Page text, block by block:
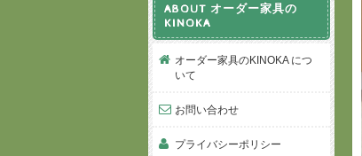
ABOUT オーダー家具の
KINOKA
オーダー家具のKINOKA につ
いて
お問い合わせ
プライバシーポリシー